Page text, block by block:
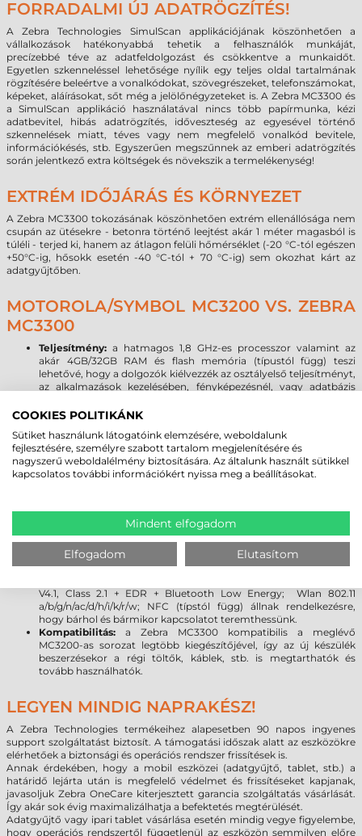
FORRADALMI ÚJ ADATRÖGZÍTÉS!
A Zebra Technologies SimulScan applikációjának köszönhetően a
vállalkozások hatékonyabbá tehetik a felhasználók munkáját,
precízebbé téve az adatfeldolgozást és csökkentve a munkaidőt.
Egyetlen szkenneléssel lehetősége nyílik egy teljes oldal tartalmának
rögzítésére beleértve a vonalkódokat, szövegrészeket, telefonszámokat,
képeket, aláírásokat, sőt még a jelölőnégyzeteket is. A Zebra MC3300 és
a SimulScan applikáció használatával nincs több papírmunka, kézi
adatbevitel, hibás adatrögzítés, időveszteség az egyesével történő
szkennelések miatt, téves vagy nem megfelelő vonalkód bevitele,
információkésés, stb. Egyszerűen megszűnnek az emberi adatrögzítés
során jelentkező extra költségek és növekszik a termelékenység!
EXTRÉM IDŐJÁRÁS ÉS KÖRNYEZET
A Zebra MC3300 tokozásának köszönhetően extrém ellenállósága nem
csupán az ütésekre - betonra történő leejtést akár 1 méter magasból is
túléli - terjed ki, hanem az átlagon felüli hőmérséklet (-20 °C-tól egészen
+50°C-ig, hősokk esetén -40 °C-tól + 70 °C-ig) sem okozhat kárt az
adatgyűjtőben.
MOTOROLA/SYMBOL MC3200 VS. ZEBRA
MC3300
Teljesítmény: a hatmagos 1,8 GHz-es processzor valamint az
akár 4GB/32GB RAM és flash memória (típustól függ) teszi
lehetővé, hogy a dolgozók kiélvezzék az osztályelső teljesítményt,
az alkalmazások kezelésében, fényképezésnél, vagy adatbázis
teljesítményt nyújt még a legnagyobb igényű multimédiás
Operációs rendszer:2020-ban megszűnik a Microsoft Windows
mobil operációs rendszerek támogatása, így az új OS forradalmi
hullám már a 24 órába lépett. A Zebra MC3300 terminálon a
legújabb Android 7.0 rendszer lehetővé teszi, hogy a programok
Windows rendszer váltásról
a Gorilla Glass kijelző növeli a szkenner tartósságát,
továbbá meggátolja a karcolások kialakulását. A sérülésekre
gyakorlatilag érzéketlen üveg törés vagy karcolódás nélkül
ellenáll a leggyakoribb leejtéseknek.
V4.1, Class 2.1 + EDR + Bluetooth Low Energy; Wlan 802.11
a/b/g/n/ac/d/h/i/k/r/w; NFC (típstól függ) állnak rendelkezésre,
hogy bárhol és bármikor kapcsolatot teremthessünk.
Kompatibilitás: a Zebra MC3300 kompatibilis a meglévő
MC3200-as sorozat legtöbb kiegészítőjével, így az új készülék
beszerzésekor a régi töltők, káblek, stb. is megtarthatók és
tovább használhatók.
LEGYEN MINDIG NAPRAKÉSZ!
A Zebra Technologies termékeihez alapesetben 90 napos ingyenes
support szolgáltatást biztosít. A támogatási időszak alatt az eszközökre
elérhetőek a biztonsági és operációs rendszer frissítések is.
Annak érdekében, hogy a mobil eszközei (adatgyűjtő, tablet, stb.) a
határidő lejárta után is megfelelő védelmet és frissítéseket kapjanak,
javasoljuk Zebra OneCare kiterjesztett garancia szolgáltatás vásárlását.
Így akár sok évig maximalizálhatja a befektetés megtérülését.
Adatgyűjtő vagy ipari tablet vásárlása esetén mindig vegye figyelembe,
hogy operációs rendszertől függetlenül az eszközön semmilyen előre
COOKIES POLITIKÁNK
Sütiket használunk látogatóink elemzésére, weboldalunk
fejlesztésére, személyre szabott tartalom megjelenítésére és
nagyszerű weboldalélmény biztosítására. Az általunk használt sütikkel
kapcsolatos további információkért nyissa meg a beállításokat.
Mindent elfogadom
Elfogadom Elutasítom